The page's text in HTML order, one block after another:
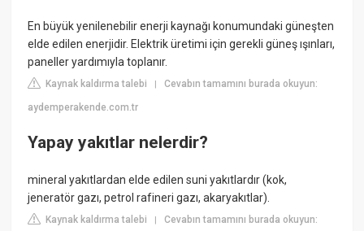
En büyük yenilenebilir enerji kaynağı konumundaki güneşten
elde edilen enerjidir. Elektrik üretimi için gerekli güneş ışınları,
paneller yardımıyla toplanır.
Kaynak kaldırma talebi |Cevabın tamamını burada okuyun:
aydemperakende.com.tr
Yapay yakıtlar nelerdir?
mineral yakıtlardan elde edilen suni yakıtlardır (kok,
jeneratör gazı, petrol rafineri gazı, akaryakıtlar).
Kaynak kaldırma talebi |Cevabın tamamını burada okuyun: